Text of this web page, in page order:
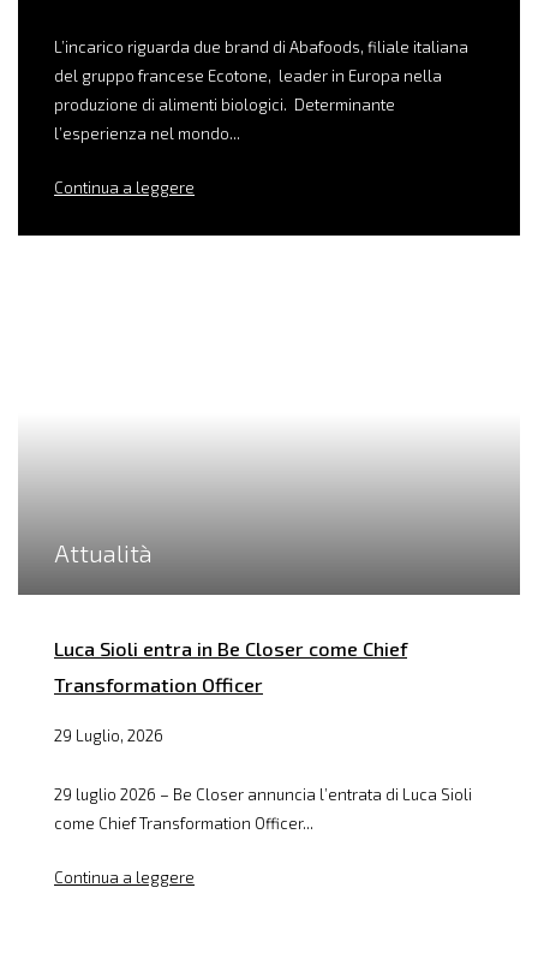
L’incarico riguarda due brand di Abafoods, filiale italiana
del gruppo francese Ecotone, leader in Europa nella
produzione di alimenti biologici. Determinante
l’esperienza nel mondo...
Continua a leggere
Attualità
Luca Sioli entra in Be Closer come Chief
Transformation Officer
29 Luglio, 2026
29 luglio 2026 – Be Closer annuncia l’entrata di Luca Sioli
come Chief Transformation Officer...
Continua a leggere